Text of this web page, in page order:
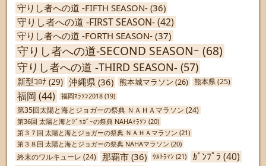
守りし者への道 -FIFTH SEASON- (36)
守りし者への道 -FIRST SEASON-(42)
守りし者への道 -FORTH SEASON- (37)
守りし者への道-SECOND SEASONｰ (68)
守りし者への道 -THIRD SEASON- (57)
新型ｺﾛﾅ (29) 沖縄県 (36) 熊本城マラソン (26) 熊本県(25)
福岡 (44) 福岡ﾏﾗｿﾝ2018 (19)
第35回太陽と海とジョガーの祭典 ＮＡＨＡマラソン (24)
第36回 太陽と海とｼﾞｮｶﾞｰの祭典 NAHAﾏﾗｿﾝ (20)
第３７回 太陽と海とジョガーの祭典 ＮＡＨＡマラソン (21)
第３８回 太陽と海とジョガーの祭典 NAHAマラソン (20)
終末のワルキューレ (24) 那覇市 (36) ｳﾙﾄﾗﾏﾝ (21) ｶﾞﾝﾌﾟﾗ (40)